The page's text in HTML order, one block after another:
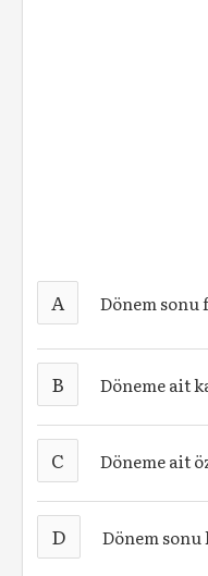
A Dönem
B Döneme ait
C Döneme ait
D Dönem sonu